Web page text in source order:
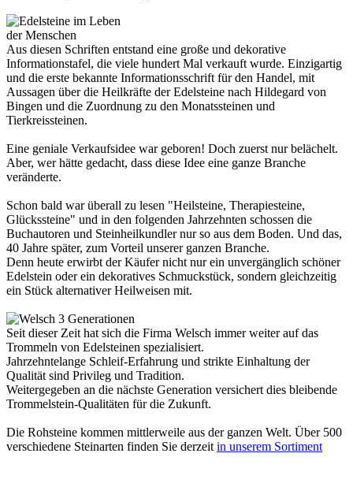
Aus diesen Schriften entstand eine große und dekorative
Informationstafel, die viele hundert Mal verkauft wurde. Einzigartig
und die erste bekannte Informationsschrift für den Handel, mit
Aussagen über die Heilkräfte der Edelsteine nach Hildegard von
Bingen und die Zuordnung zu den Monatssteinen und
Tierkreissteinen.
Eine geniale Verkaufsidee war geboren! Doch zuerst nur belächelt.
Aber, wer hätte gedacht, dass diese Idee eine ganze Branche
veränderte.
Schon bald war überall zu lesen "Heilsteine, Therapiesteine,
Glückssteine" und in den folgenden Jahrzehnten schossen die
Buchautoren und Steinheilkundler nur so aus dem Boden. Und das,
40 Jahre später, zum Vorteil unserer ganzen Branche.
Denn heute erwirbt der Käufer nicht nur ein unvergänglich schöner
Edelstein oder ein dekoratives Schmuckstück, sondern gleichzeitig
ein Stück alternativer Heilweisen mit.
Seit dieser Zeit hat sich die Firma Welsch immer weiter auf das
Trommeln von Edelsteinen spezialisiert.
Jahrzehntelange Schleif-Erfahrung und strikte Einhaltung der
Qualität sind Privileg und Tradition.
Weitergegeben an die nächste Generation versichert dies bleibende
Trommelstein-Qualitäten für die Zukunft.
Die Rohsteine kommen mittlerweile aus der ganzen Welt. Über 500
verschiedene Steinarten finden Sie derzeit in unserem Sortiment